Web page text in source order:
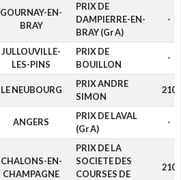
GOURNAY-EN-
BRAY
PRIX DE
DAMPIERRE-EN-
BRAY (Gr A)
-
JULLOUVILLE-
LES-PINS
PRIX DE
BOUILLON
-
LE NEUBOURG
PRIX ANDRE
SIMON
210
ANGERS
PRIX DE LAVAL
(Gr A)
-
CHALONS-EN-
CHAMPAGNE
PRIX DE LA
SOCIETE DES
COURSES DE
210